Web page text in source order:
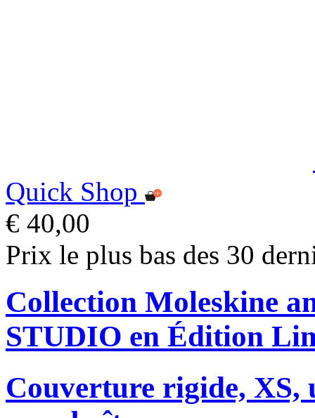
Quick Shop
€ 40,00
Prix le plus bas des 30
Collection Moleskine
STUDIO en Édition
Couverture rigide, XS,